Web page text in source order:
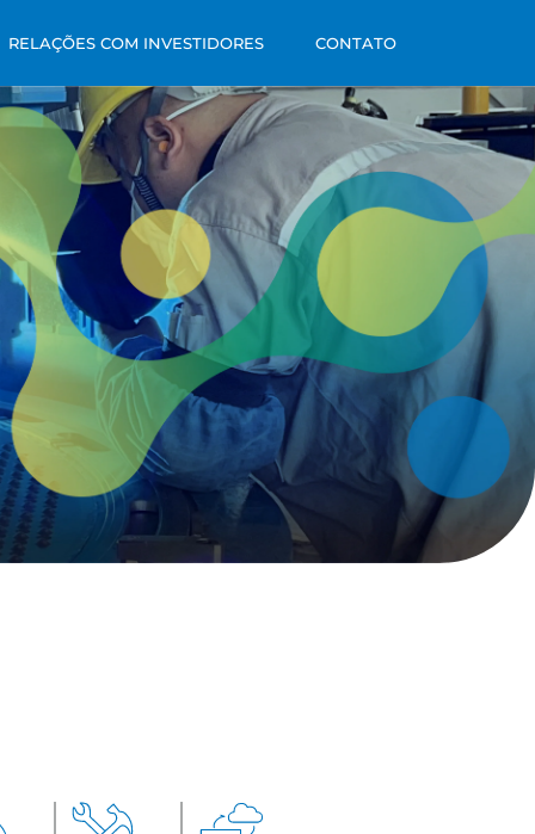
RELAÇÕES COM INVESTIDORES CONTATO